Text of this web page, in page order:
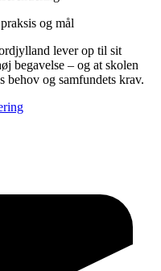
og mål
lever op til sit
begavelse – og at skolen
behov og samfundets krav.